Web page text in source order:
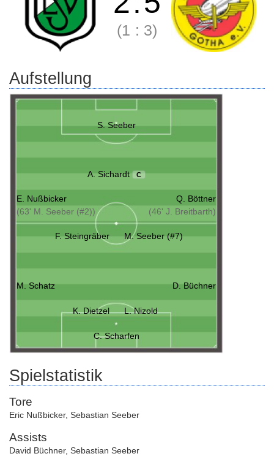
(1 : 3)
Aufstellung
S. Seeber
A. Sichardt C
E. Nußbicker
(63' M. Seeber (#2))
Q. Böttner
(46' J. Breitbarth)
F. Steingräber M. Seeber (#7)
M. Schatz D. Büchner
K. Dietzel L. Nizold
C. Scharfen
Spielstatistik
Tore
Eric Nußbicker, Sebastian Seeber
Assists
David Büchner, Sebastian Seeber